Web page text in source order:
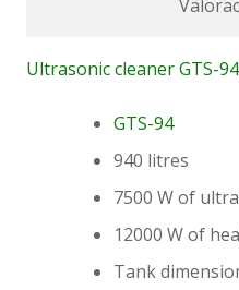
Ultrasonic cleaner GTS-94
GTS-94
940 litres
7500 W of
12000 W of
Tank